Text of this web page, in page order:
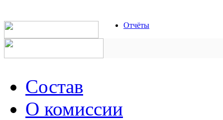
Отчёты
Состав
О комиссии